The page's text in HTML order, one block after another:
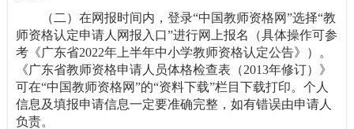
（二）在网报时间内，登录“中国教师资格网”选择“教
师资格认定申请人网报入口”进行网上报名（具体操作可参
考《广东省2022年上半年中小学教师资格认定公告》）。
《广东省教师资格申请人员体格检查表（2013年修订）》
可在“中国教师资格网”的“资料下载”栏目下载打印。个人
信息及填报申请信息一定要准确完整，如有错误由申请人
负责。